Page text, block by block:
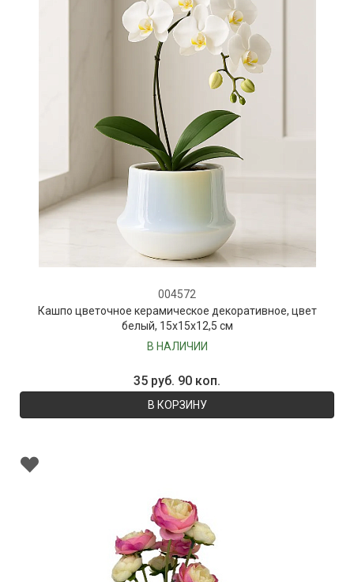
004572
Кашпо цветочное керамическое декоративное, цвет
белый, 15х15х12,5 см
В НАЛИЧИИ
35 руб. 90 коп.
В КОРЗИНУ